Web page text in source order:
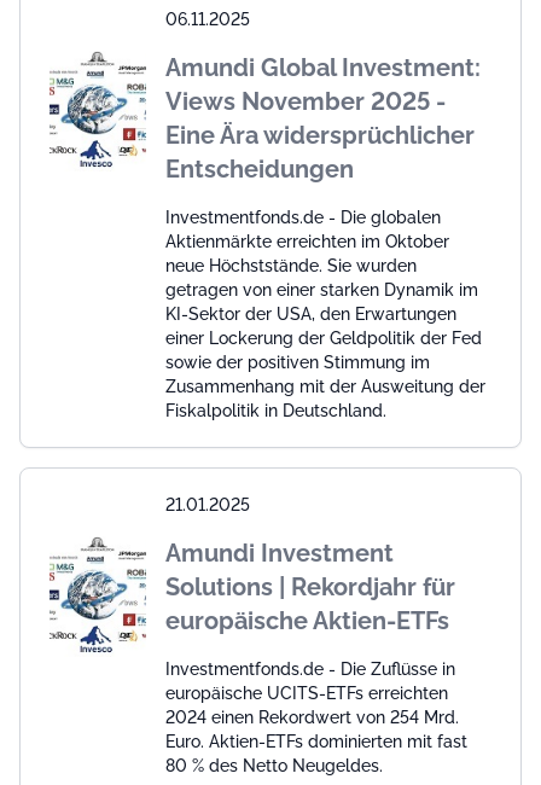
06.11.2025
Amundi Global Investment:
Views November 2025 -
Eine Ära widersprüchlicher
Entscheidungen
Investmentfonds.de - Die globalen
Aktienmärkte erreichten im Oktober
neue Höchststände. Sie wurden
getragen von einer starken Dynamik im
KI-Sektor der USA, den Erwartungen
einer Lockerung der Geldpolitik der Fed
sowie der positiven Stimmung im
Zusammenhang mit der Ausweitung der
Fiskalpolitik in Deutschland.
21.01.2025
Amundi Investment
Solutions | Rekordjahr für
europäische Aktien-ETFs
Investmentfonds.de - Die Zuflüsse in
europäische UCITS-ETFs erreichten
2024 einen Rekordwert von 254 Mrd.
Euro. Aktien-ETFs dominierten mit fast
80 % des Netto Neugeldes.